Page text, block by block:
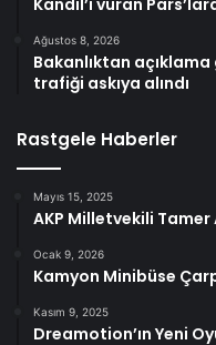
Kandil’i vuran
Ağustos 8, 2026
Bakanlıktan
trafiği askıya alındı
Rastgele Haberler
Mayıs 15, 2025
AKP Milletvekili Tamer
Ocak 9, 2026
Kamyon Minibüse
Kasım 9, 2025
Dreamotion’ın Yeni